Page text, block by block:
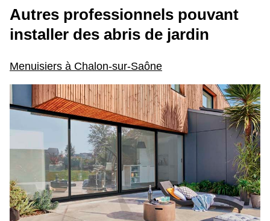
Autres professionnels pouvant
installer des abris de jardin
Menuisiers à Chalon-sur-Saône